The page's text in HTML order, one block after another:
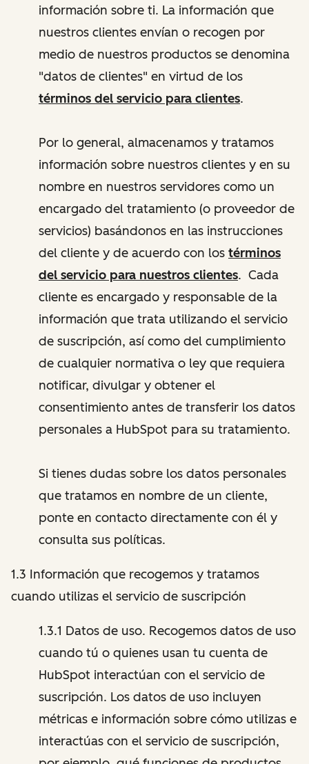
información sobre ti. La información que
nuestros clientes envían o recogen por
medio de nuestros productos se denomina
"datos de clientes" en virtud de los
términos del servicio para clientes.
Por lo general, almacenamos y tratamos
información sobre nuestros clientes y en su
nombre en nuestros servidores como un
encargado del tratamiento (o proveedor de
servicios) basándonos en las instrucciones
del cliente y de acuerdo con los términos
del servicio para nuestros clientes. Cada
cliente es encargado y responsable de la
información que trata utilizando el servicio
de suscripción, así como del cumplimiento
de cualquier normativa o ley que requiera
notificar, divulgar y obtener el
consentimiento antes de transferir los datos
personales a HubSpot para su tratamiento.
Si tienes dudas sobre los datos personales
que tratamos en nombre de un cliente,
ponte en contacto directamente con él y
consulta sus políticas.
1.3 Información que recogemos y tratamos
cuando utilizas el servicio de suscripción
1.3.1 Datos de uso. Recogemos datos de uso
cuando tú o quienes usan tu cuenta de
HubSpot interactúan con el servicio de
suscripción. Los datos de uso incluyen
métricas e información sobre cómo utilizas e
interactúas con el servicio de suscripción,